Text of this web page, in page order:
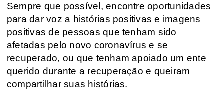
Sempre que possível, encontre oportunidades
para dar voz a histórias positivas e imagens
positivas de pessoas que tenham sido
afetadas pelo novo coronavírus e se
recuperado, ou que tenham apoiado um ente
querido durante a recuperação e queiram
compartilhar suas histórias.